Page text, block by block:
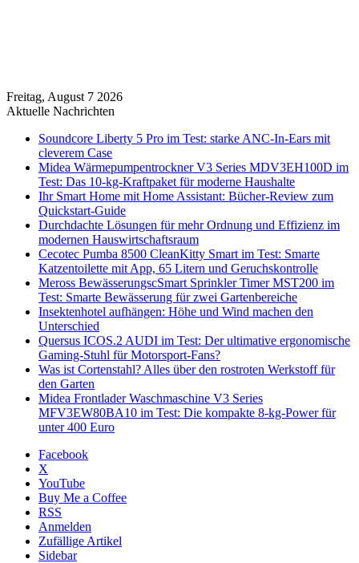
Freitag, August 7 2026
Aktuelle Nachrichten
Soundcore Liberty 5 Pro im Test: starke ANC-In-Ears mit
cleverem Case
Midea Wärmepumpentrockner V3 Series MDV3EH100D im
Test: Das 10-kg-Kraftpaket für moderne Haushalte
Ihr Smart Home mit Home Assistant: Bücher-Review zum
Quickstart-Guide
Durchdachte Lösungen für mehr Ordnung und Effizienz im
modernen Hauswirtschaftsraum
Cecotec Pumba 8500 CleanKitty Smart im Test: Smarte
Katzentoilette mit App, 65 Litern und Geruchskontrolle
Meross BewässerungscSmart Sprinkler Timer MST200 im
Test: Smarte Bewässerung für zwei Gartenbereiche
Insektenhotel aufhängen: Höhe und Wind machen den
Unterschied
Quersus ICOS.2 AUDI im Test: Der ultimative ergonomische
Gaming-Stuhl für Motorsport-Fans?
Was ist Cortenstahl? Alles über den rostroten Werkstoff für
den Garten
Midea Frontlader Waschmaschine V3 Series
MFV3EW80BA10 im Test: Die kompakte 8-kg-Power für
unter 400 Euro
Facebook
X
YouTube
Buy Me a Coffee
RSS
Anmelden
Zufällige Artikel
Sidebar